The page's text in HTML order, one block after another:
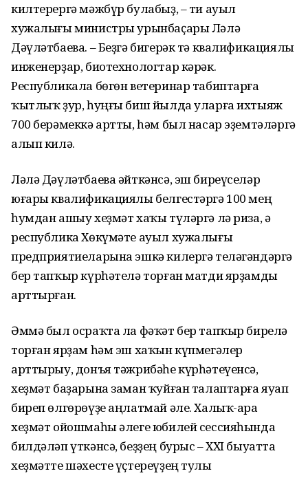
килтерергә мәжбүр булабыҙ, – ти ауыл
хужалығы министры урынбаҫары Ләлә
Дәүләтбаева. – Беҙгә бигерәк тә квалификациялы
инженерҙар, биотехнологтар кәрәк.
Республикала бөгөн ветеринар табиптарға
ҡытлыҡ ҙур, һуңғы биш йылда уларға ихтыяж
700 берәмеккә артты, һәм был насар эҙемтәләргә
алып килә.
Ләлә Дәүләтбаева әйткәнсә, эш биреүселәр
юғары квалификациялы белгестәргә 100 мең
һумдан ашыу хеҙмәт хаҡы түләргә лә риза, ә
республика Хөкүмәте ауыл хужалығы
предприятиеларына эшкә килергә теләгәндәргә
бер тапҡыр күрһәтелә торған матди ярҙамды
арттырған.
Әммә был осраҡта ла фәҡәт бер тапҡыр бирелә
торған ярҙам һәм эш хаҡын күпмегәлер
арттырыу, донъя тәжрибәһе күрһәтеүенсә,
хеҙмәт баҙарына заман ҡуйған талаптарға яуап
биреп өлгөрөүҙе аңлатмай әле. Халыҡ-ара
хеҙмәт ойошмаһы әлеге юбилей сессияһында
билдәләп үткәнсә, беҙҙең бурыс – ХХI быуатта
хеҙмәтте шәхесте үҫтереүҙең тулы